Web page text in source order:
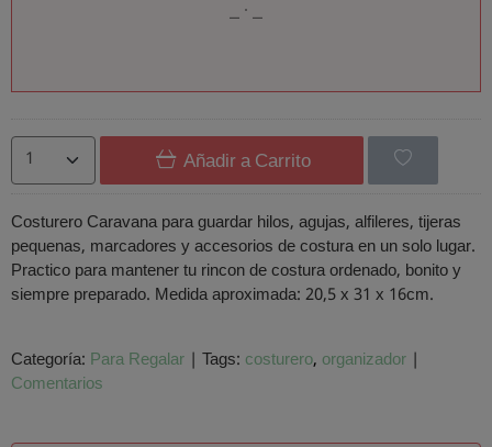
Añadir a Carrito
Costurero Caravana para guardar hilos, agujas, alfileres, tijeras
pequenas, marcadores y accesorios de costura en un solo lugar.
Practico para mantener tu rincon de costura ordenado, bonito y
siempre preparado. Medida aproximada: 20,5 x 31 x 16cm.
Categoría: Para Regalar | Tags: costurero organizador |
Comentarios